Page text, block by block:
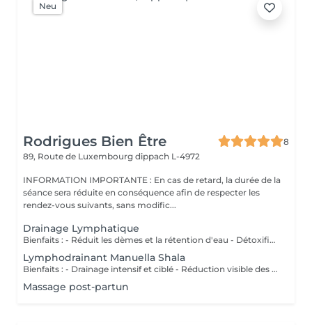
Neu
Rodrigues Bien Être
8
89, Route de Luxembourg dippach L-4972
INFORMATION IMPORTANTE : En cas de retard, la durée de la
séance sera réduite en conséquence afin de respecter les
rendez-vous suivants, sans modific...
Drainage Lymphatique
Bienfaits : - Réduit les dèmes et la rétention d'eau - Détoxifie l'organisme - Améliore la circulation lymphatique - Soulage la sensation de jambes lourdes - Favorise la récupération postopératoire
Lymphodrainant Manuella Shala
Bienfaits : - Drainage intensif et ciblé - Réduction visible des gonflements - Amélioration du contour corporel - Sensation immédiate de légèreté
Massage post-partun